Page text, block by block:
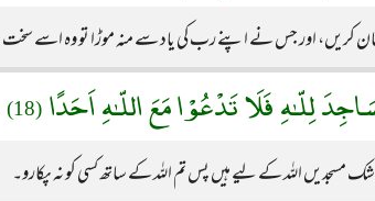
کریں، اور جس نے اپنے رب کی یاد سے منہ موڑا تو وہ اسے
لِلّـٰهِ فَلَا تَدْعُوْا مَعَ اللّـٰهِ اَحَدًا (18)
مسجدیں اللہ کے لیے ہیں پس تم اللہ کے ساتھ کسی کو نہ پکارو۔